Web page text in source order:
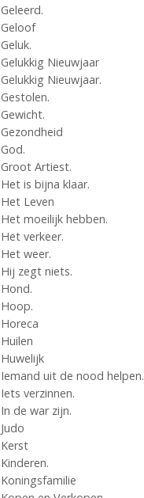
Geleerd.
Geloof
Geluk.
Gelukkig Nieuwjaar
Gelukkig Nieuwjaar.
Gestolen.
Gewicht.
Gezondheid
God.
Groot Artiest.
Het is bijna klaar.
Het Leven
Het moeilijk hebben.
Het verkeer.
Het weer.
Hij zegt niets.
Hond.
Hoop.
Horeca
Huilen
Huwelijk
Iemand uit de nood helpen.
Iets verzinnen.
In de war zijn.
Judo
Kerst
Kinderen.
Koningsfamilie